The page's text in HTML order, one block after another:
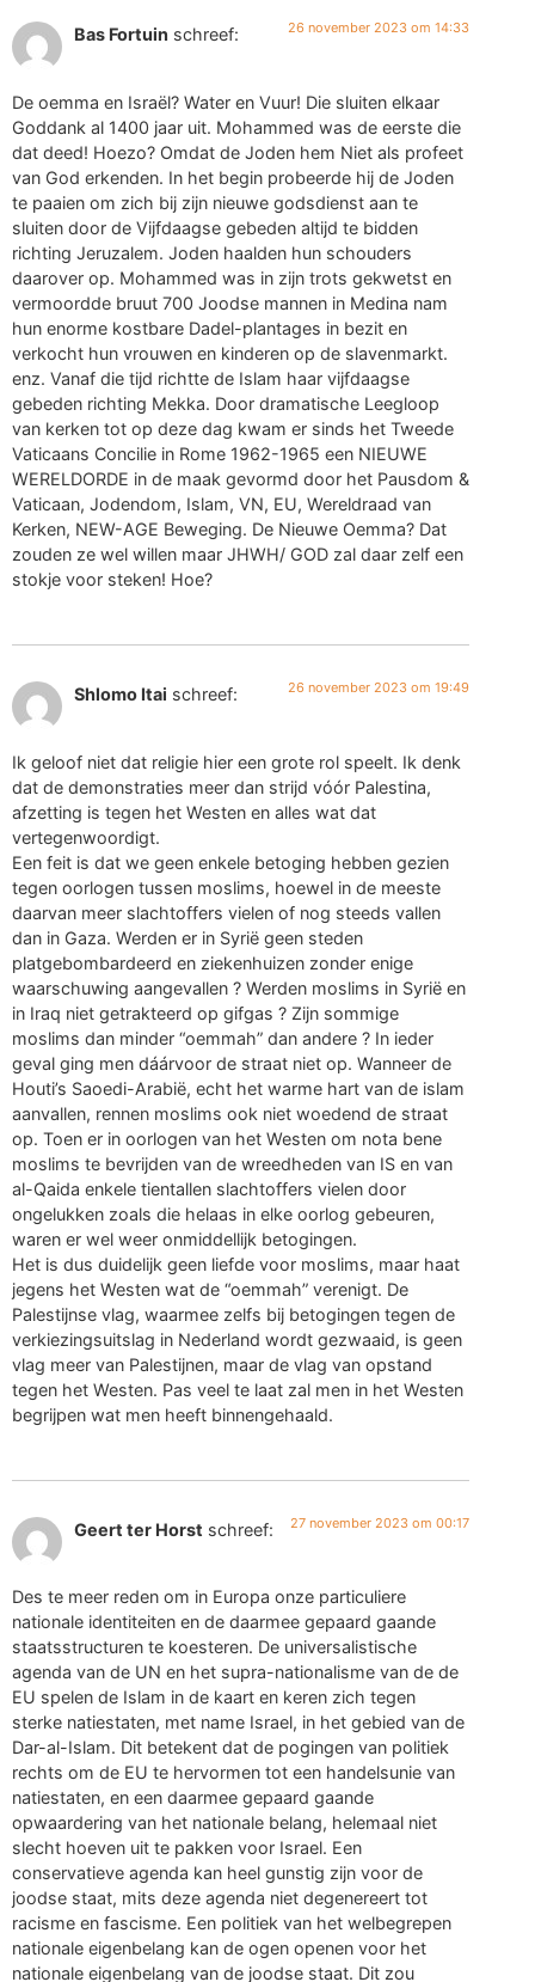
Bas Fortuin schreef: 26 november 2023 om 14:33
De oemma en Israël? Water en Vuur! Die sluiten elkaar
Goddank al 1400 jaar uit. Mohammed was de eerste die
dat deed! Hoezo? Omdat de Joden hem Niet als profeet
van God erkenden. In het begin probeerde hij de Joden
te paaien om zich bij zijn nieuwe godsdienst aan te
sluiten door de Vijfdaagse gebeden altijd te bidden
richting Jeruzalem. Joden haalden hun schouders
daarover op. Mohammed was in zijn trots gekwetst en
vermoordde bruut 700 Joodse mannen in Medina nam
hun enorme kostbare Dadel-plantages in bezit en
verkocht hun vrouwen en kinderen op de slavenmarkt.
enz. Vanaf die tijd richtte de Islam haar vijfdaagse
gebeden richting Mekka. Door dramatische Leegloop
van kerken tot op deze dag kwam er sinds het Tweede
Vaticaans Concilie in Rome 1962-1965 een NIEUWE
WERELDORDE in de maak gevormd door het Pausdom &
Vaticaan, Jodendom, Islam, VN, EU, Wereldraad van
Kerken, NEW-AGE Beweging. De Nieuwe Oemma? Dat
zouden ze wel willen maar JHWH/ GOD zal daar zelf een
stokje voor steken! Hoe?
Shlomo Itai schreef: 26 november 2023 om 19:49
Ik geloof niet dat religie hier een grote rol speelt. Ik denk
dat de demonstraties meer dan strijd vóór Palestina,
afzetting is tegen het Westen en alles wat dat
vertegenwoordigt.
Een feit is dat we geen enkele betoging hebben gezien
tegen oorlogen tussen moslims, hoewel in de meeste
daarvan meer slachtoffers vielen of nog steeds vallen
dan in Gaza. Werden er in Syrië geen steden
platgebombardeerd en ziekenhuizen zonder enige
waarschuwing aangevallen ? Werden moslims in Syrië en
in Iraq niet getrakteerd op gifgas ? Zijn sommige
moslims dan minder “oemmah” dan andere ? In ieder
geval ging men dáárvoor de straat niet op. Wanneer de
Houti’s Saoedi-Arabië, echt het warme hart van de islam
aanvallen, rennen moslims ook niet woedend de straat
op. Toen er in oorlogen van het Westen om nota bene
moslims te bevrijden van de wreedheden van IS en van
al-Qaida enkele tientallen slachtoffers vielen door
ongelukken zoals die helaas in elke oorlog gebeuren,
waren er wel weer onmiddellijk betogingen.
Het is dus duidelijk geen liefde voor moslims, maar haat
jegens het Westen wat de “oemmah” verenigt. De
Palestijnse vlag, waarmee zelfs bij betogingen tegen de
verkiezingsuitslag in Nederland wordt gezwaaid, is geen
vlag meer van Palestijnen, maar de vlag van opstand
tegen het Westen. Pas veel te laat zal men in het Westen
begrijpen wat men heeft binnengehaald.
Geert ter Horst schreef: 27 november 2023 om 00:17
Des te meer reden om in Europa onze particuliere
nationale identiteiten en de daarmee gepaard gaande
staatsstructuren te koesteren. De universalistische
agenda van de UN en het supra-nationalisme van de de
EU spelen de Islam in de kaart en keren zich tegen
sterke natiestaten, met name Israel, in het gebied van de
Dar-al-Islam. Dit betekent dat de pogingen van politiek
rechts om de EU te hervormen tot een handelsunie van
natiestaten, en een daarmee gepaard gaande
opwaardering van het nationale belang, helemaal niet
slecht hoeven uit te pakken voor Israel. Een
conservatieve agenda kan heel gunstig zijn voor de
joodse staat, mits deze agenda niet degenereert tot
racisme en fascisme. Een politiek van het welbegrepen
nationale eigenbelang kan de ogen openen voor het
nationale eigenbelang van de joodse staat. Dit zou